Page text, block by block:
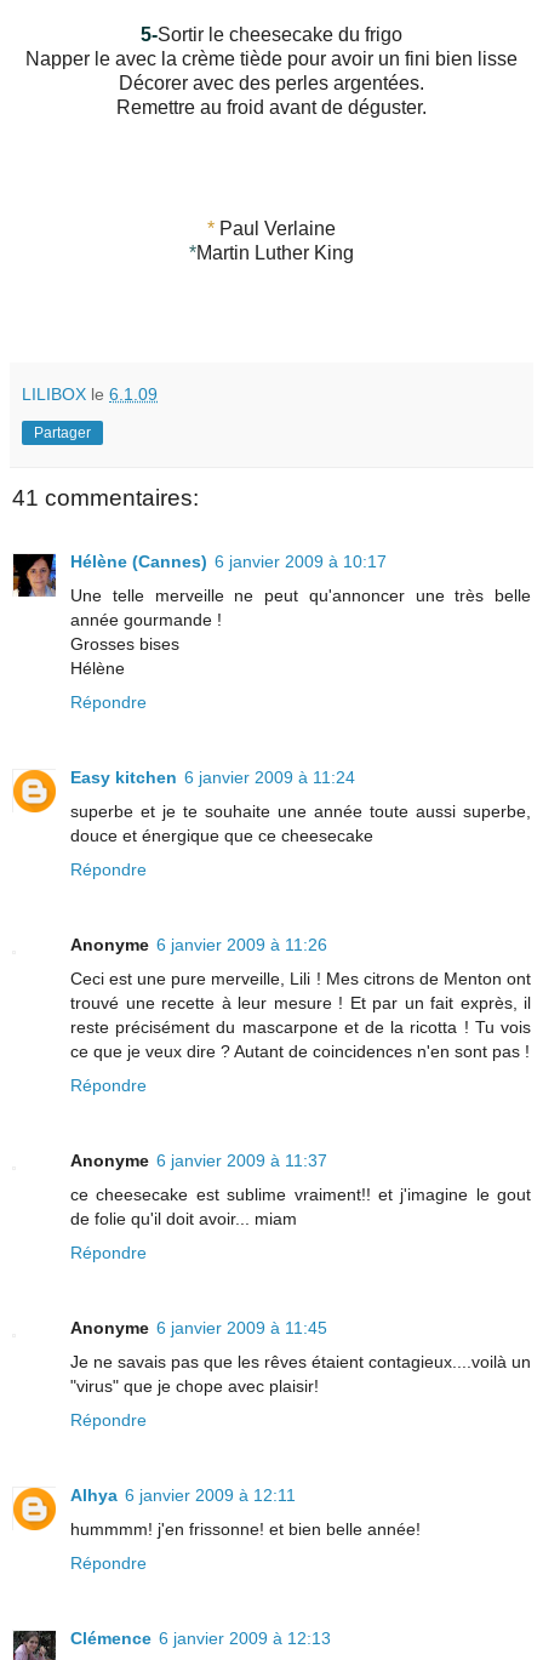
5-Sortir le cheesecake du frigo
Napper le avec la crème tiède pour avoir un fini bien lisse
Décorer avec des perles argentées.
Remettre au froid avant de déguster.
* Paul Verlaine
*Martin Luther King
LILIBOX le 6.1.09
Partager
41 commentaires:
Hélène (Cannes) 6 janvier 2009 à 10:17
Une telle merveille ne peut qu'annoncer une très belle
année gourmande !
Grosses bises
Hélène
Répondre
Easy kitchen 6 janvier 2009 à 11:24
superbe et je te souhaite une année toute aussi superbe,
douce et énergique que ce cheesecake
Répondre
Anonyme 6 janvier 2009 à 11:26
Ceci est une pure merveille, Lili ! Mes citrons de Menton ont
trouvé une recette à leur mesure ! Et par un fait exprès, il
reste précisément du mascarpone et de la ricotta ! Tu vois
ce que je veux dire ? Autant de coincidences n'en sont pas !
Répondre
Anonyme 6 janvier 2009 à 11:37
ce cheesecake est sublime vraiment!! et j'imagine le gout
de folie qu'il doit avoir... miam
Répondre
Anonyme 6 janvier 2009 à 11:45
Je ne savais pas que les rêves étaient contagieux....voilà un
"virus" que je chope avec plaisir!
Répondre
Alhya 6 janvier 2009 à 12:11
hummmm! j'en frissonne! et bien belle année!
Répondre
Clémence 6 janvier 2009 à 12:13